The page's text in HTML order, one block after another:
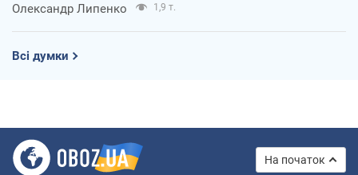
Олександр Липенко 1,9 т.
Всі думки
На початок